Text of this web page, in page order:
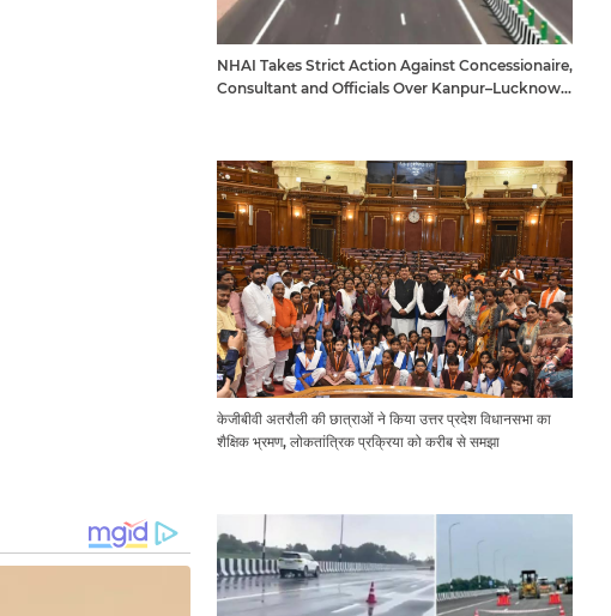
NHAI Takes Strict Action Against Concessionaire,
Consultant and Officials Over Kanpur–Lucknow
केजीबीवी अतरौली की छात्राओं ने किया उत्तर प्रदेश विधानसभा का
शैक्षिक भ्रमण, लोकतांत्रिक प्रक्रिया को करीब से समझा